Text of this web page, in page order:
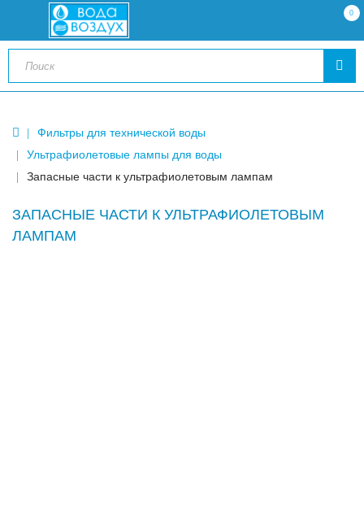
0
Фильтры для технической воды
Ультрафиолетовые лампы для воды
Запасные части к ультрафиолетовым лампам
ЗАПАСНЫЕ ЧАСТИ К УЛЬТРАФИОЛЕТОВЫМ
ЛАМПАМ